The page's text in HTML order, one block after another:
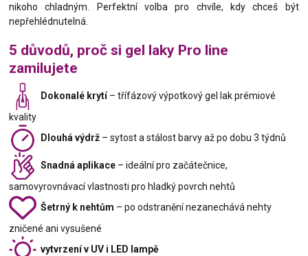
nikoho chladným. Perfektní volba pro chvíle, kdy chceš být
nepřehlédnutelná.
5 důvodů, proč si gel laky Pro line
zamilujete
Dokonalé krytí– třífázový výpotkový gel lak prémiové
kvality
Dlouhá výdrž – sytost a stálost barvy až po dobu 3 týdnů
Snadná aplikace – ideální pro začátečnice,
samovyrovnávací vlastnosti pro hladký povrch nehtů
Šetrný k nehtům – po odstranění nezanechává nehty
zničené ani vysušené
vytvrzení v UV i LED lampě